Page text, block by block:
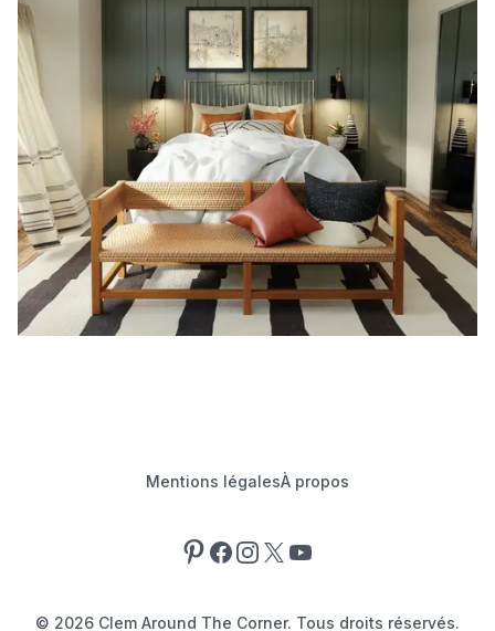
Mentions légalesÀ propos
Pinterest
Facebook
Instagram
X YouTube
© 2026 Clem Around The Corner. Tous droits réservés.